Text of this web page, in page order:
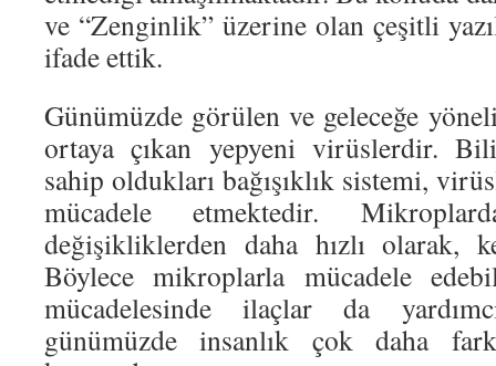
ve “Zenginlik” üzerine olan çeşitli
ifade ettik.
Günümüzde görülen ve geleceğe
ortaya çıkan yepyeni virüslerdir.
sahip oldukları bağışıklık sistemi,
mücadele etmektedir.
değişikliklerden daha hızlı olarak,
Böylece mikroplarla mücadele
mücadelesinde ilaçlar da
günümüzde insanlık çok daha